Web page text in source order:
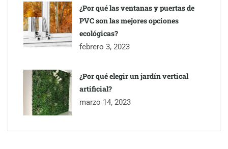
¿Por qué las ventanas y puertas de
PVC son las mejores opciones
ecológicas?
febrero 3, 2023
¿Por qué elegir un jardín vertical
artificial?
marzo 14, 2023